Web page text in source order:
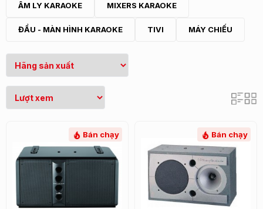
ÂM LY KARAOKE MIXERS KARAOKE
ĐẦU - MÀN HÌNH KARAOKE TIVI MÁY CHIẾU
Bán chạy Bán chạy